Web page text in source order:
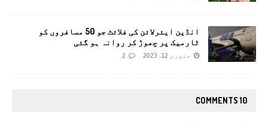
انڈین ایئرلائن کی فلائٹ جو 50 مسافروں کو
ٹارمیک پر چھوڑ کر روانہ ہو گئی
جنوری 12, 2023 2
10 COMMENTS